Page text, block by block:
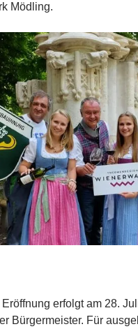
Mödling.
erfolgt am 28.
Bürgermeister. Für